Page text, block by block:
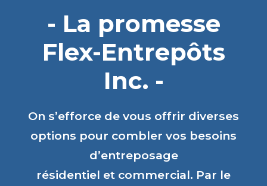
- La promesse
Flex-Entrepôts
Inc. -
On s’efforce de vous offrir diverses
options pour combler vos besoins
d’entreposage
résidentiel et commercial. Par le